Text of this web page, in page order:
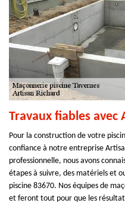
Travaux fiables avec
Pour la construction de votre
confiance à notre entreprise
professionnelle, nous avons
étapes à suivre, des matériels et
piscine 83670. Nos équipes de
et feront tout pour que les